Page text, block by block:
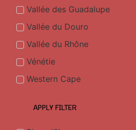
Vallée des Guadalupe
Vallée du Douro
Vallée du Rhône
Vénétie
Western Cape
APPLY FILTER